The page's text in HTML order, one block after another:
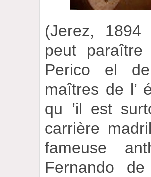
(Jerez,
peut
Perico el
maîtres de l’
qu ’il est
carrière
fameuse
Fernando